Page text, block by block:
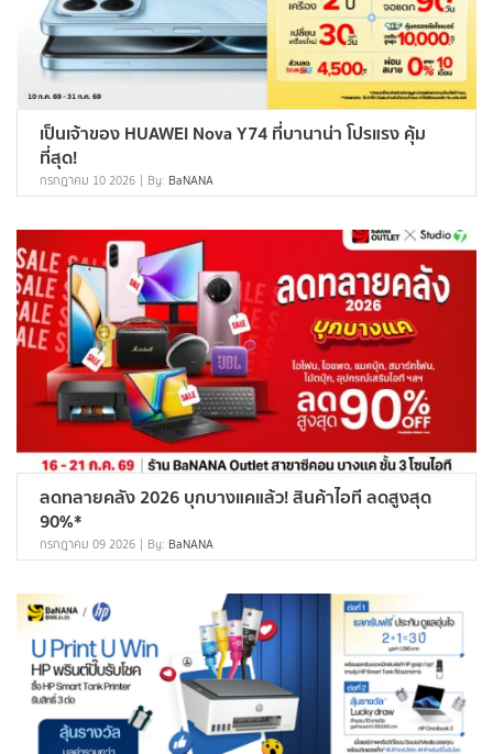
เป็นเจ้าของ HUAWEI Nova Y74 ที่บานาน่า โปรแรง คุ้ม
ที่สุด!
กรกฎาคม 10 2026 By: BaNANA
ลดทลายคลัง 2026 บุกบางแคแล้ว! สินค้าไอที ลดสูงสุด
90%*
กรกฎาคม 09 2026 By: BaNANA